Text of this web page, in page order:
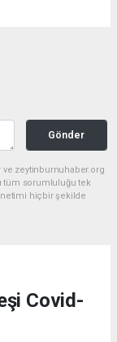
Gönder
ve zeytinburnuhaber.org
tüm sorumluluğu tek
hiçbir şekilde
Covid-